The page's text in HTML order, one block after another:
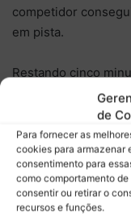
de
Para fornecer as
cookies para armazenar
consentimento para
como comportamento
consentir ou retirar o
recursos e funções.
competidor
em pista.
Restando cinco
tornou o líder da
contra 1m30s096
superado por
1m30s221.
A expectativa era
de sessão, mas os